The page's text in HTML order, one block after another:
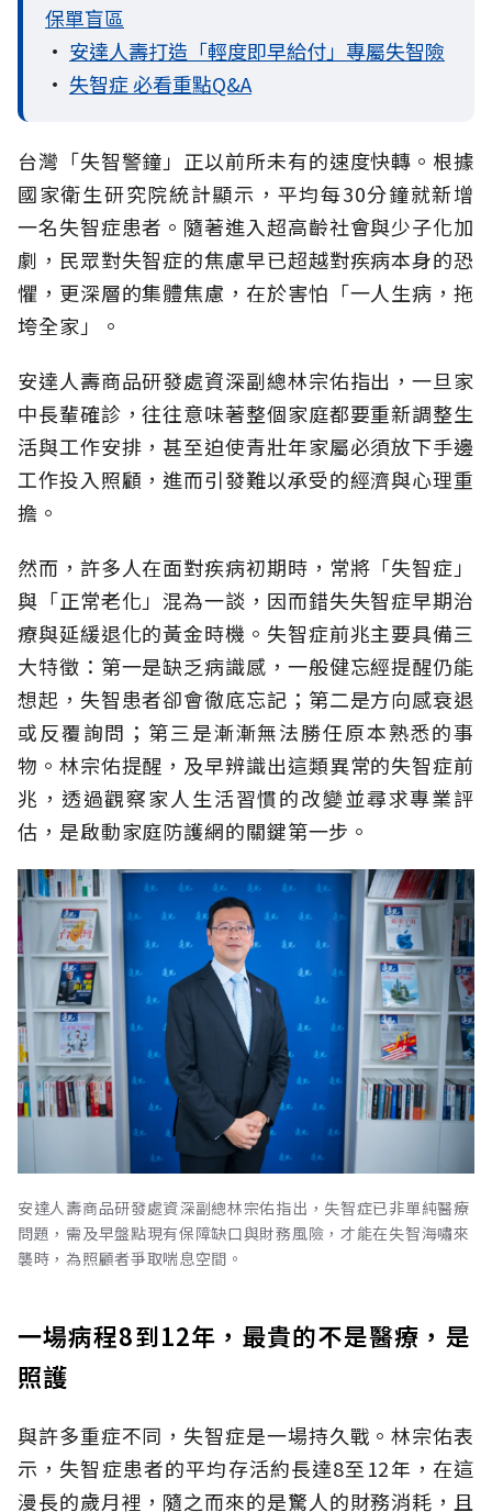
保單盲區
• 安達人壽打造「輕度即早給付」專屬失智險
• 失智症 必看重點Q&A
台灣「失智警鐘」正以前所未有的速度快轉。根據
國家衛生研究院統計顯示，平均每30分鐘就新增
一名失智症患者。隨著進入超高齡社會與少子化加
劇，民眾對失智症的焦慮早已超越對疾病本身的恐
懼，更深層的集體焦慮，在於害怕「一人生病，拖
垮全家」。
安達人壽商品研發處資深副總林宗佑指出，一旦家
中長輩確診，往往意味著整個家庭都要重新調整生
活與工作安排，甚至迫使青壯年家屬必須放下手邊
工作投入照顧，進而引發難以承受的經濟與心理重
擔。
然而，許多人在面對疾病初期時，常將「失智症」
與「正常老化」混為一談，因而錯失失智症早期治
療與延緩退化的黃金時機。失智症前兆主要具備三
大特徵：第一是缺乏病識感，一般健忘經提醒仍能
想起，失智患者卻會徹底忘記；第二是方向感衰退
或反覆詢問；第三是漸漸無法勝任原本熟悉的事
物。林宗佑提醒，及早辨識出這類異常的失智症前
兆，透過觀察家人生活習慣的改變並尋求專業評
估，是啟動家庭防護網的關鍵第一步。
安達人壽商品研發處資深副總林宗佑指出，失智症已非單純醫療
問題，需及早盤點現有保障缺口與財務風險，才能在失智海嘯來
襲時，為照顧者爭取喘息空間。
一場病程8到12年，最貴的不是醫療，是
照護
與許多重症不同，失智症是一場持久戰。林宗佑表
示，失智症患者的平均存活約長達8至12年，在這
漫長的歲月裡，隨之而來的是驚人的財務消耗，且